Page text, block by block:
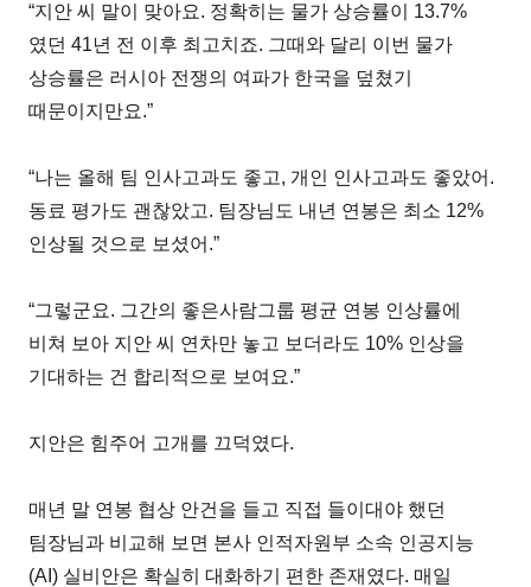
“지안 씨 말이 맞아요. 정확히는 물가 상승률이 13.7%
였던 41년 전 이후 최고치죠. 그때와 달리 이번 물가
상승률은 러시아 전쟁의 여파가 한국을 덮쳤기
때문이지만요.”
“나는 올해 팀 인사고과도 좋고, 개인 인사고과도 좋았어.
동료 평가도 괜찮았고. 팀장님도 내년 연봉은 최소 12%
인상될 것으로 보셨어.”
“그렇군요. 그간의 좋은사람그룹 평균 연봉 인상률에
비쳐 보아 지안 씨 연차만 놓고 보더라도 10% 인상을
기대하는 건 합리적으로 보여요.”
지안은 힘주어 고개를 끄덕였다.
매년 말 연봉 협상 안건을 들고 직접 들이대야 했던
팀장님과 비교해 보면 본사 인적자원부 소속 인공지능
(AI) 실비안은 확실히 대화하기 편한 존재였다. 매일